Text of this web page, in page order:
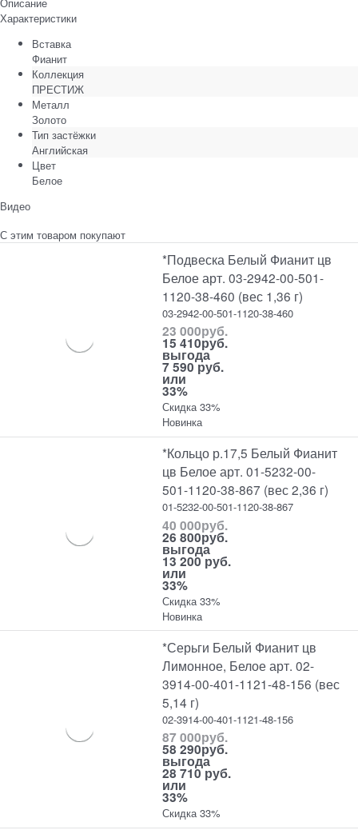
Характеристики
Вставка
Фианит
Коллекция
ПРЕСТИЖ
Металл
Золото
Тип застёжки
Английская
Цвет
Белое
Видео
С этим товаром покупают
*Подвеска Белый Фианит цв
Белое арт. 03-2942-00-501-
1120-38-460 (вес 1,36 г)
03-2942-00-501-1120-38-460
23 000руб.
15 410руб.
выгода
7 590 руб.
или
33%
Скидка 33%
Новинка
*Кольцо р.17,5 Белый Фианит
цв Белое арт. 01-5232-00-
501-1120-38-867 (вес 2,36 г)
01-5232-00-501-1120-38-867
40 000руб.
26 800руб.
выгода
13 200 руб.
или
33%
Скидка 33%
Новинка
*Серьги Белый Фианит цв
Лимонное, Белое арт. 02-
3914-00-401-1121-48-156 (вес
5,14 г)
02-3914-00-401-1121-48-156
87 000руб.
58 290руб.
выгода
28 710 руб.
или
33%
Скидка 33%